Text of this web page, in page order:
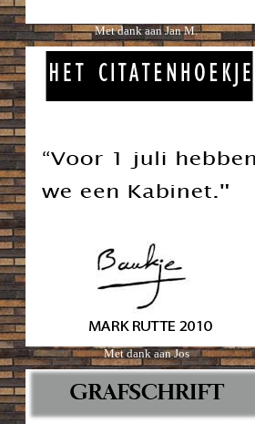
Met dank aan Jan M.
Met dank aan Jos